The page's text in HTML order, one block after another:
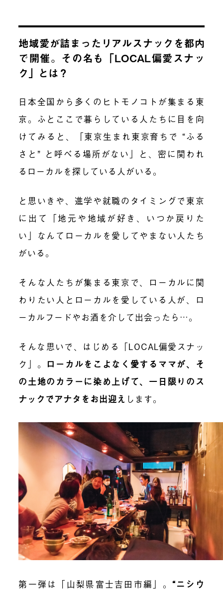
地域愛が詰まったリアルスナックを都内
で開催。その名も「LOCAL偏愛スナッ
ク」とは？
日本全国から多くのヒトモノコトが集まる東
京。ふとここで暮らしている人たちに目を向
けてみると、「東京生まれ東京育ちで “ふる
さと” と呼べる場所がない」と、密に関われ
るローカルを探している人がいる。
と思いきや、進学や就職のタイミングで東京
に出て「地元や地域が好き、いつか戻りた
い」なんてローカルを愛してやまない人たち
がいる。
そんな人たちが集まる東京で、ローカルに関
わりたい人とローカルを愛している人が、ロ
ーカルフードやお酒を介して出会ったら…。
そんな思いで、はじめる「LOCAL偏愛スナッ
ク」。 ローカルをこよなく愛するママが、そ
の土地のカラーに染め上げて、一日限りのス
ナックでアナタをお出迎え します。
第一弾は「山梨県富士吉田市編」。 “ニシウ